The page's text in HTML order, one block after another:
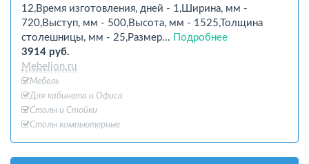
12,Время изготовления, дней - 1,Ширина, мм -
720,Выступ, мм - 500,Высота, мм - 1525,Толщина
столешницы, мм - 25,Размер...
Подробнее
3914 руб.
Mebelion.ru
Мебель
Для кабинета и Офиcа
Столы и Стойки
Столы компьютерные